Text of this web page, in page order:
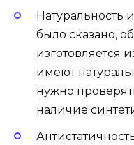
Натуральность
было сказано,
изготовляется
имеют
нужно
наличие